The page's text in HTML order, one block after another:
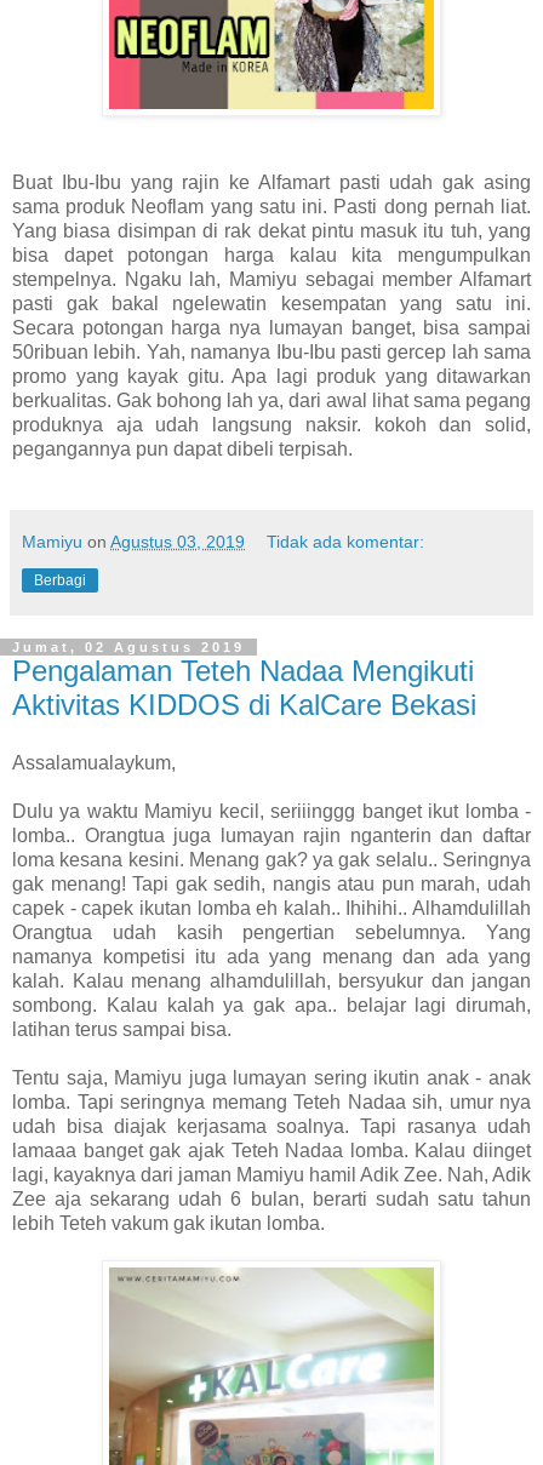
Buat Ibu-Ibu yang rajin ke Alfamart pasti udah gak asing
sama produk Neoflam yang satu ini. Pasti dong pernah liat.
Yang biasa disimpan di rak dekat pintu masuk itu tuh, yang
bisa dapet potongan harga kalau kita mengumpulkan
stempelnya. Ngaku lah, Mamiyu sebagai member Alfamart
pasti gak bakal ngelewatin kesempatan yang satu ini.
Secara potongan harga nya lumayan banget, bisa sampai
50ribuan lebih. Yah, namanya Ibu-Ibu pasti gercep lah sama
promo yang kayak gitu. Apa lagi produk yang ditawarkan
berkualitas. Gak bohong lah ya, dari awal lihat sama pegang
produknya aja udah langsung naksir. kokoh dan solid,
pegangannya pun dapat dibeli terpisah.
Mamiyu on Agustus 03, 2019 Tidak ada komentar:
Berbagi
Jumat, 02 Agustus 2019
Pengalaman Teteh Nadaa Mengikuti
Aktivitas KIDDOS di KalCare Bekasi
Assalamualaykum,
Dulu ya waktu Mamiyu kecil, seriiinggg banget ikut lomba -
lomba.. Orangtua juga lumayan rajin nganterin dan daftar
loma kesana kesini. Menang gak? ya gak selalu.. Seringnya
gak menang! Tapi gak sedih, nangis atau pun marah, udah
capek - capek ikutan lomba eh kalah.. Ihihihi.. Alhamdulillah
Orangtua udah kasih pengertian sebelumnya. Yang
namanya kompetisi itu ada yang menang dan ada yang
kalah. Kalau menang alhamdulillah, bersyukur dan jangan
sombong. Kalau kalah ya gak apa.. belajar lagi dirumah,
latihan terus sampai bisa.
Tentu saja, Mamiyu juga lumayan sering ikutin anak - anak
lomba. Tapi seringnya memang Teteh Nadaa sih, umur nya
udah bisa diajak kerjasama soalnya. Tapi rasanya udah
lamaaa banget gak ajak Teteh Nadaa lomba. Kalau diinget
lagi, kayaknya dari jaman Mamiyu hamil Adik Zee. Nah, Adik
Zee aja sekarang udah 6 bulan, berarti sudah satu tahun
lebih Teteh vakum gak ikutan lomba.